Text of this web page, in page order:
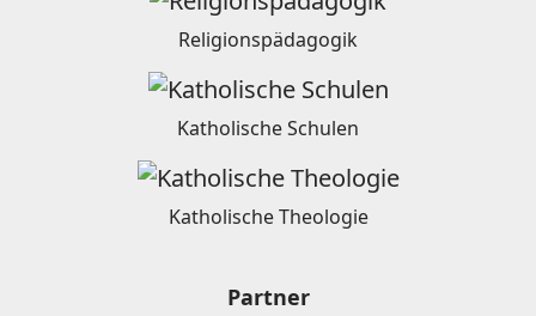
Religionspädagogik
Katholische Schulen
Katholische Theologie
Partner